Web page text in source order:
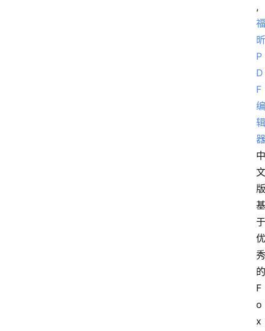
,
福
昕
P
D
F
编
辑
器
中
文
版
基
于
优
秀
的
F
o
x